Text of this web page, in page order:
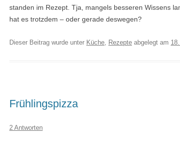
standen im Rezept. Tja, mangels besseren Wissens
hat es trotzdem – oder gerade deswegen?
Dieser Beitrag wurde unter Küche, Rezepte abgelegt am
Frühlingspizza
2 Antworten